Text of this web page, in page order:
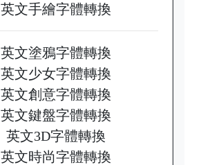
英文手繪字體轉換
英文塗鴉字體轉換
英文少女字體轉換
英文創意字體轉換
英文鍵盤字體轉換
英文3D字體轉換
英文時尚字體轉換